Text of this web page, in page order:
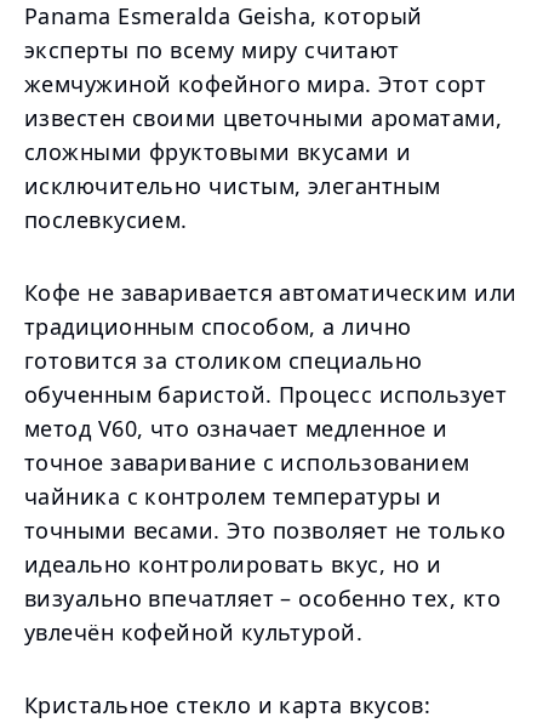
Panama Esmeralda Geisha, который
эксперты по всему миру считают
жемчужиной кофейного мира. Этот сорт
известен своими цветочными ароматами,
сложными фруктовыми вкусами и
исключительно чистым, элегантным
послевкусием.
Кофе не заваривается автоматическим или
традиционным способом, а лично
готовится за столиком специально
обученным баристой. Процесс использует
метод V60, что означает медленное и
точное заваривание с использованием
чайника с контролем температуры и
точными весами. Это позволяет не только
идеально контролировать вкус, но и
визуально впечатляет – особенно тех, кто
увлечён кофейной культурой.
Кристальное стекло и карта вкусов: